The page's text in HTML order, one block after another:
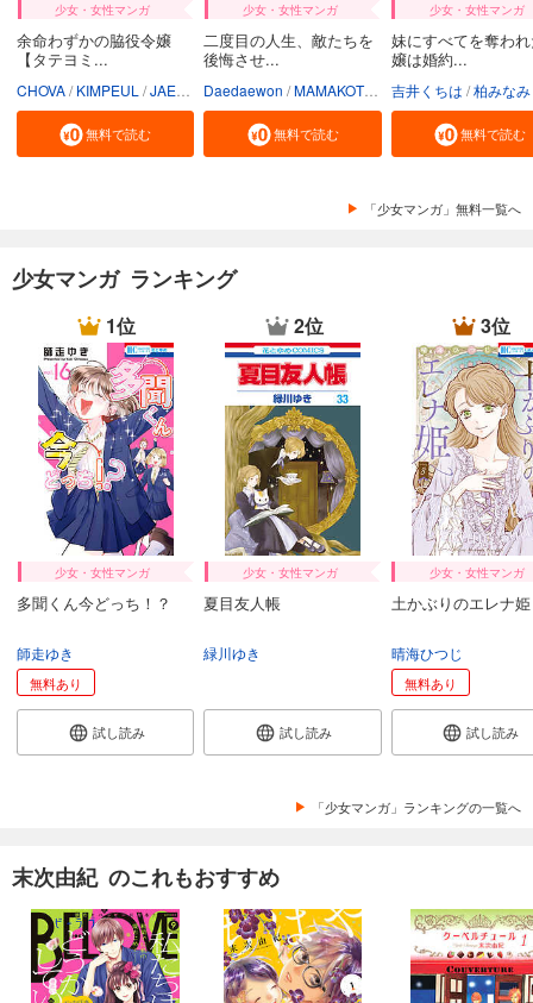
少女・女性マンガ
余命わずかの脇役令嬢
【タテヨミ...
CHOVA KIMPEUL JAEUNHYANG
無料で読む
少女・女性マンガ
二度目の人生、敵たちを
後悔させ...
Daedaewon MAMAKOTO 陽気なおじさん
無料で読む
少女・女性マンガ
妹にすべてを奪わ
嬢は婚約...
吉井くちは 柏みなみ
無料で読む
「少女マンガ」無料一覧へ
少女マンガ ランキング
1位
少女・女性マンガ
多聞くん今どっち！？
師走ゆき
無料あり
試し読み
2位
少女・女性マンガ
夏目友人帳
緑川ゆき
試し読み
3位
少女・女性マンガ
土かぶりのエレナ姫
晴海ひつじ
無料あり
試し読み
「少女マンガ」ランキングの一覧へ
末次由紀 のこれもおすすめ